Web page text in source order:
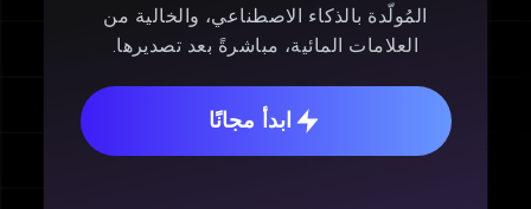
المُولّدة بالذكاء الاصطناعي، والخالية من
العلامات المائية، مباشرةً بعد تصديرها.
ابدأ مجانًا